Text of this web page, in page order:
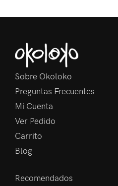
Sobre Okoloko
Preguntas Frecuentes
Mi Cuenta
Ver Pedido
Carrito
Blog
Recomendados